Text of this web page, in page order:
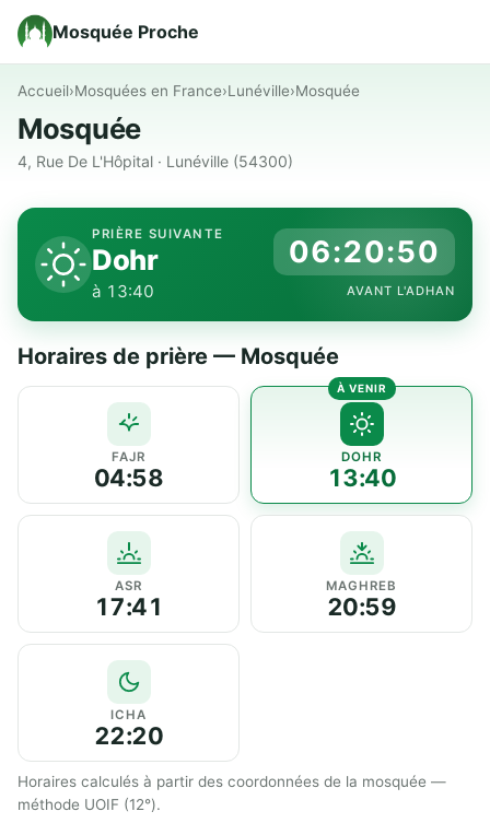
Mosquée Proche
Accueil›Mosquées en France›Lunéville›Mosquée
Mosquée
4, Rue De L'Hôpital · Lunéville (54300)
PRIÈRE SUIVANTE
Dohr
à 13:40
06:20:50
AVANT L'ADHAN
Horaires de prière — Mosquée
FAJR
04:58
DOHR
13:40
ASR
17:41
MAGHREB
20:59
ICHA
22:20
Horaires calculés à partir des coordonnées de la mosquée —
méthode UOIF (12°).